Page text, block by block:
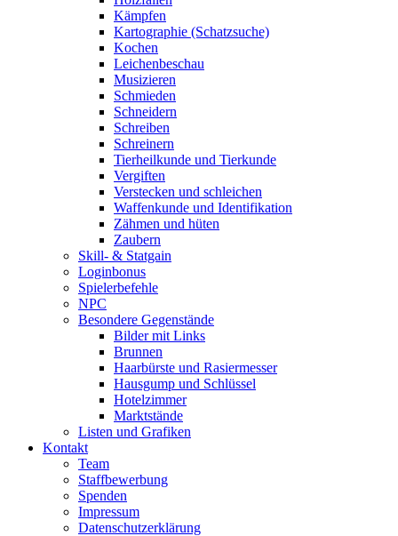
Kämpfen
Kartographie (Schatzsuche)
Kochen
Leichenbeschau
Musizieren
Schmieden
Schneidern
Schreiben
Schreinern
Tierheilkunde und Tierkunde
Vergiften
Verstecken und schleichen
Waffenkunde und Identifikation
Zähmen und hüten
Zaubern
Skill- & Statgain
Loginbonus
Spielerbefehle
NPC
Besondere Gegenstände
Bilder mit Links
Brunnen
Haarbürste und Rasiermesser
Hausgump und Schlüssel
Hotelzimmer
Marktstände
Listen und Grafiken
Kontakt
Team
Staffbewerbung
Spenden
Impressum
Datenschutzerklärung